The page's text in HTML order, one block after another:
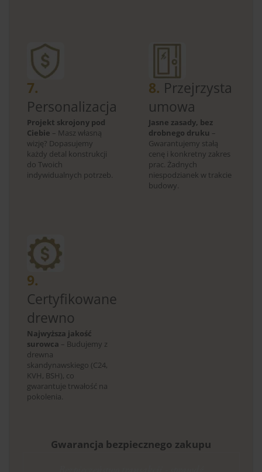
7.
Personalizacja
Projekt skrojony pod
Ciebie – Masz własną
wizję? Dopasujemy
każdy detal konstrukcji
do Twoich
indywidualnych potrzeb.
8. Przejrzysta
umowa
Jasne zasady, bez
drobnego druku –
Gwarantujemy stałą
cenę i konkretny zakres
prac. Żadnych
niespodzianek w trakcie
budowy.
9.
Certyfikowane
drewno
Najwyższa jakość
surowca – Budujemy z
drewna
skandynawskiego (C24,
KVH, BSH), co
gwarantuje trwałość na
pokolenia.
Gwarancja bezpiecznego zakupu